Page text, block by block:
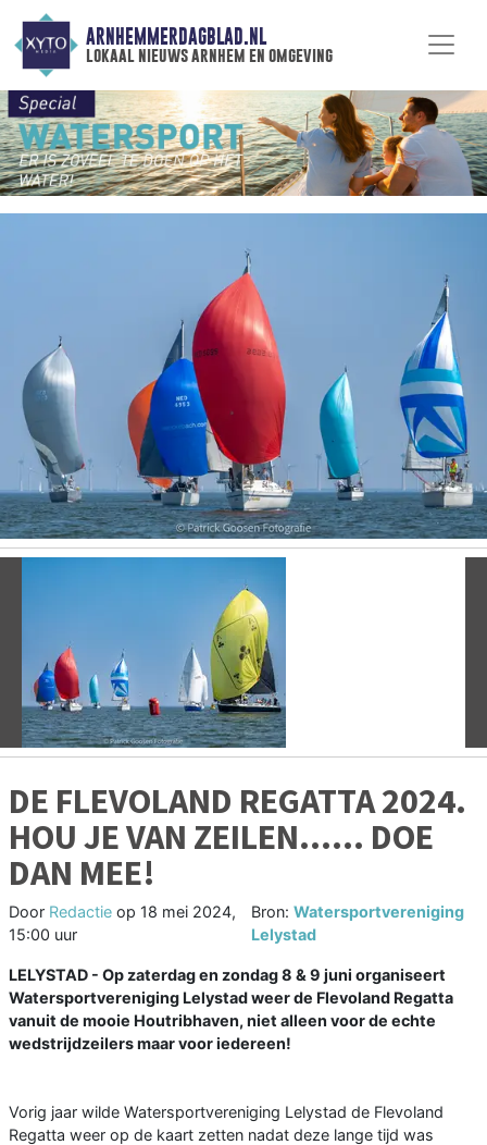
ARNHEMMERDAGBLAD.NL
lokaal nieuws arnhem en omgeving
Vorige
DE FLEVOLAND REGATTA 2024.
HOU JE VAN ZEILEN...... DOE
DAN MEE!
Door Redactie op 18 mei 2024,
15:00 uur
Bron: Watersportvereniging
Lelystad
LELYSTAD - Op zaterdag en zondag 8 & 9 juni organiseert
Watersportvereniging Lelystad weer de Flevoland Regatta
vanuit de mooie Houtribhaven, niet alleen voor de echte
wedstrijdzeilers maar voor iedereen!
Vorig jaar wilde Watersportvereniging Lelystad de Flevoland
Regatta weer op de kaart zetten nadat deze lange tijd was